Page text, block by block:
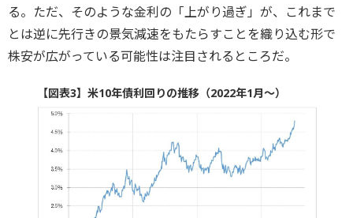
る。ただ、そのような金利の「上がり過ぎ」が、これまで
とは逆に先行きの景気減速をもたらすことを織り込む形で
株安が広がっている可能性は注目されるところだ。
【図表3】米10年債利回りの推移（2022年1月～）